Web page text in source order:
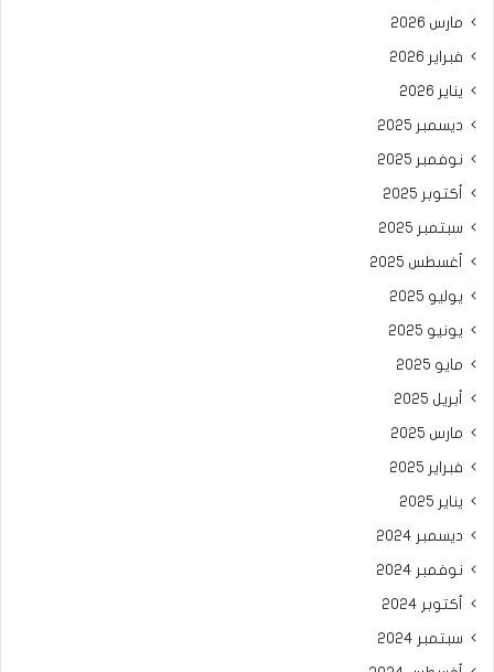
مارس 2026
فبراير 2026
يناير 2026
ديسمبر 2025
نوفمبر 2025
أكتوبر 2025
سبتمبر 2025
أغسطس 2025
يوليو 2025
يونيو 2025
مايو 2025
أبريل 2025
مارس 2025
فبراير 2025
يناير 2025
ديسمبر 2024
نوفمبر 2024
أكتوبر 2024
سبتمبر 2024